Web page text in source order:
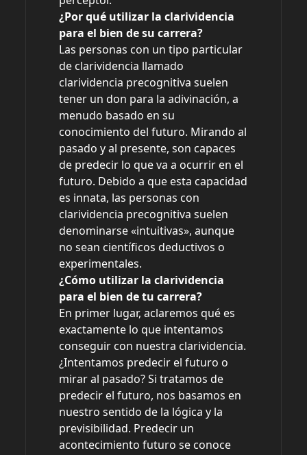
¿Por qué utilizar la clarividencia
para el bien de su carrera?
Las personas con un tipo particular
de clarividencia llamado
clarividencia precognitiva suelen
tener un don para la adivinación, a
menudo basado en su
conocimiento del futuro. Mirando al
pasado y al presente, son capaces
de predecir lo que va a ocurrir en el
futuro. Debido a que esta capacidad
es innata, las personas con
clarividencia precognitiva suelen
denominarse «intuitivas», aunque
no sean científicos deductivos o
experimentales.
¿Cómo utilizar la clarividencia
para el bien de tu carrera?
En primer lugar, aclaremos qué es
exactamente lo que intentamos
conseguir con nuestra clarividencia.
¿Intentamos predecir el futuro o
mirar al pasado? Si tratamos de
predecir el futuro, nos basamos en
nuestro sentido de la lógica y la
previsibilidad. Predecir un
acontecimiento futuro se conoce